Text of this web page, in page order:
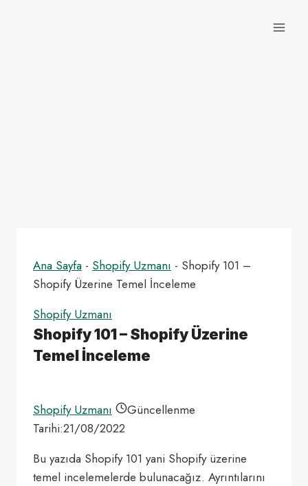
Ana Sayfa - Shopify Uzmanı - Shopify 101 –
Shopify Üzerine Temel İnceleme
Shopify Uzmanı
Shopify 101 – Shopify Üzerine
Temel İnceleme
Shopify Uzmanı
Güncellenme
Tarihi:21/08/2022
Bu yazıda Shopify 101 yani Shopify üzerine
temel incelemelerde bulunacağız. Ayrıntılarını